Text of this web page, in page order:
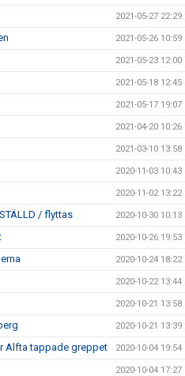
2021-05-27 22:29
2021-05-26 10:59
2021-05-23 12:00
2021-05-18 12:45
2021-05-17 19:07
2021-04-20 10:26
2021-03-10 13:58
2020-11-03 10:43
2020-11-02 13:22
/ flyttas 2020-10-30 10:13
2020-10-26 19:53
2020-10-24 18:22
2020-10-22 13:44
2020-10-21 13:58
2020-10-21 13:39
Alfta tappade greppet 2020-10-04 19:54
2020-10-04 17:27